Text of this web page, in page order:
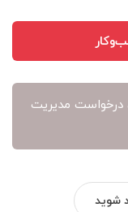
درخواست مدیریت
شوید